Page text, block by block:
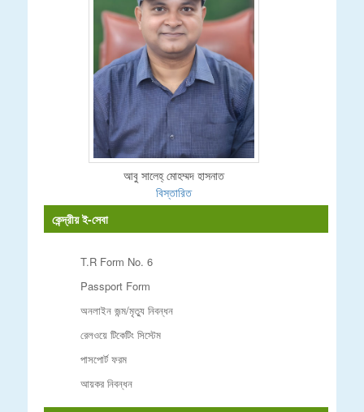
আবু সালেহ্ মোহম্মদ হাসনাত
বিস্তারিত
কেন্দ্রীয় ই-সেবা
T.R Form No. 6
Passport Form
অনলাইন জন্ম/মৃত্যু নিবন্ধন
রেলওয়ে টিকেটিং সিস্টেম
পাসপোর্ট ফরম
আয়কর নিবন্ধন